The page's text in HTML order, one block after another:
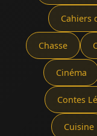
Cahiers
Chasse
Cinéma
Contes
Cuisine